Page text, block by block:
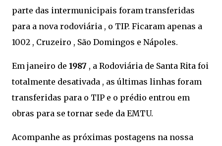
parte das intermunicipais foram transferidas
para a nova rodoviária , o TIP. Ficaram apenas a
1002 , Cruzeiro , São Domingos e Nápoles.
Em janeiro de 1987 , a Rodoviária de Santa Rita foi
totalmente desativada , as últimas linhas foram
transferidas para o TIP e o prédio entrou em
obras para se tornar sede da EMTU.
Acompanhe as próximas postagens na nossa